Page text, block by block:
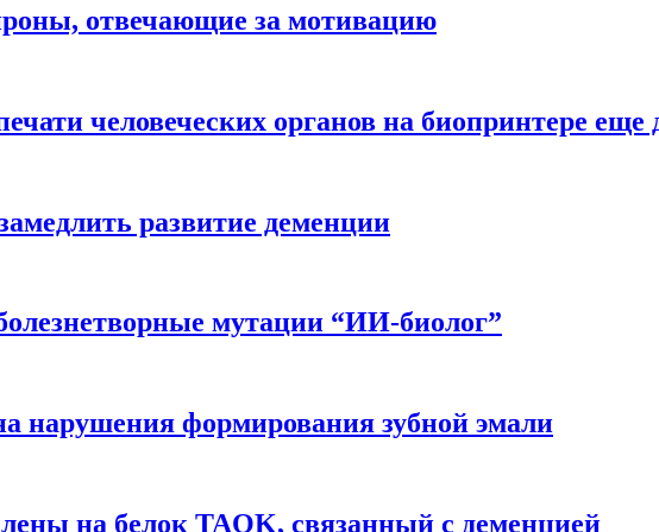
отвечающие за мотивацию
человеческих органов на биопринтере еще
развитие деменции
мутации “ИИ-биолог”
нарушения формирования зубной эмали
на белок TAOK, связанный с деменцией